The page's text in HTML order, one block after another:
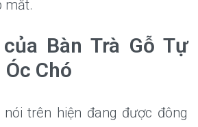
mắt.
Bàn Trà Gỗ Tự
Chó
trên hiện đang được đông